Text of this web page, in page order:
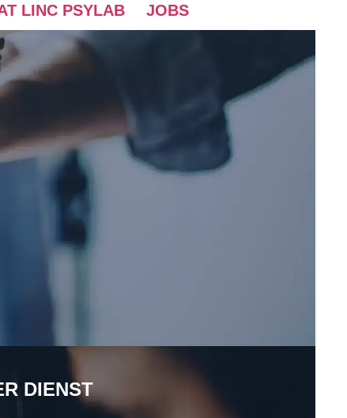
LINC PSYLAB JOBS
DIENST